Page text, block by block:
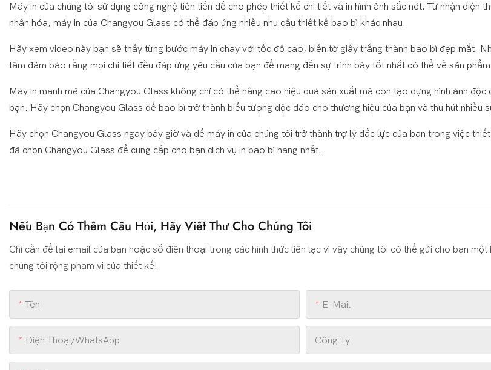
Máy in của chúng tôi sử dụng công nghệ tiên tiến để cho phép thiết kế chi tiết và in hình ảnh sắc nét. Từ nhận diện
nhân hóa, máy in của Changyou Glass có thể đáp ứng nhiều nhu cầu thiết kế bao bì khác nhau.
Hãy xem video này bạn sẽ thấy từng bước máy in chạy với tốc độ cao, biến tờ giấy trắng thành bao bì đẹp mắt.
tâm đảm bảo rằng mọi chi tiết đều đáp ứng yêu cầu của bạn để mang đến sự trình bày tốt nhất có thể về sản
Máy in mạnh mẽ của Changyou Glass không chỉ có thể nâng cao hiệu quả sản xuất mà còn tạo dựng hình ảnh độc
bạn. Hãy chọn Changyou Glass để bao bì trở thành biểu tượng độc đáo cho thương hiệu của bạn và thu hút nhiều
Hãy chọn Changyou Glass ngay bây giờ và để máy in của chúng tôi trở thành trợ lý đắc lực của bạn trong việc
đã chọn Changyou Glass để cung cấp cho bạn dịch vụ in bao bì hạng nhất.
Nếu Bạn Có Thêm Câu Hỏi, Hãy Viết Thư Cho Chúng Tôi
Chỉ cần để lại email của bạn hoặc số điện thoại trong các hình thức liên lạc vì vậy chúng tôi có thể gửi cho bạn một
chúng tôi rộng phạm vi của thiết kế!
Tên E-Mail
Điện Thoại/WhatsApp Công Ty